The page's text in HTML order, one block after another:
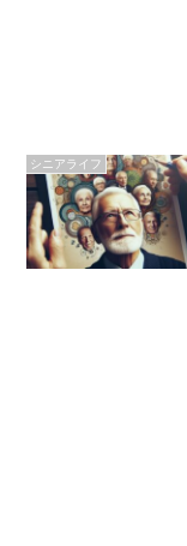
シニアライフ